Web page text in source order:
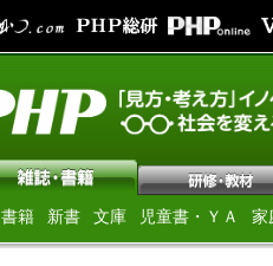
書籍 新書 文庫 児童書・ＹＡ 家